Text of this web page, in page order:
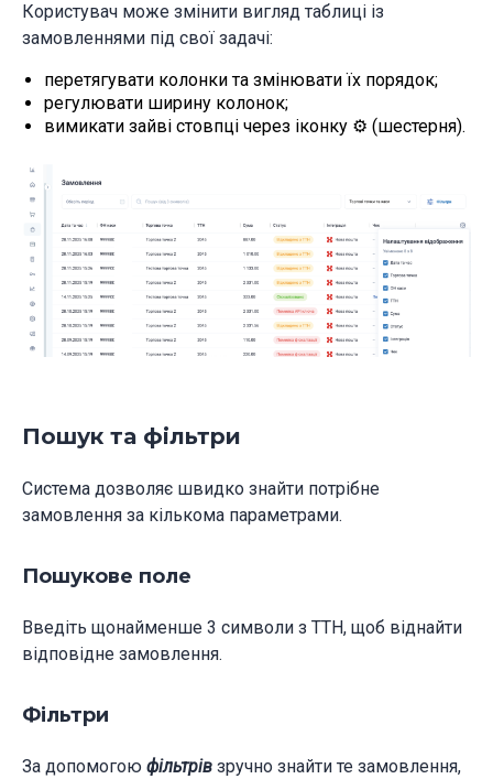
Користувач може змінити вигляд таблиці із
замовленнями під свої задачі:
перетягувати колонки та змінювати їх порядок;
регулювати ширину колонок;
вимикати зайві стовпці через іконку ⚙️ (шестерня).
Пошук та фільтри
Система дозволяє швидко знайти потрібне
замовлення за кількома параметрами.
Пошукове поле
Введіть щонайменше 3 символи з ТТН, щоб віднайти
відповідне замовлення.
Фільтри
За допомогою фільтрів зручно знайти те замовлення,